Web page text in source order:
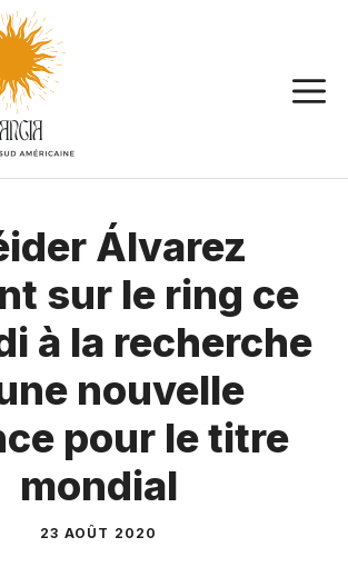
Álvarez
sur le ring ce
à la recherche
nouvelle
pour le titre
mondial
23 AOÛT 2020